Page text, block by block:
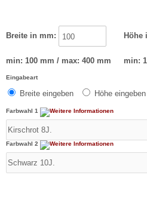
Breite in mm: Höhe
min: 100 mm / max: 400 mm min:
Eingabeart
Breite eingeben Höhe eingeben
Farbwahl 1
Farbwahl 2